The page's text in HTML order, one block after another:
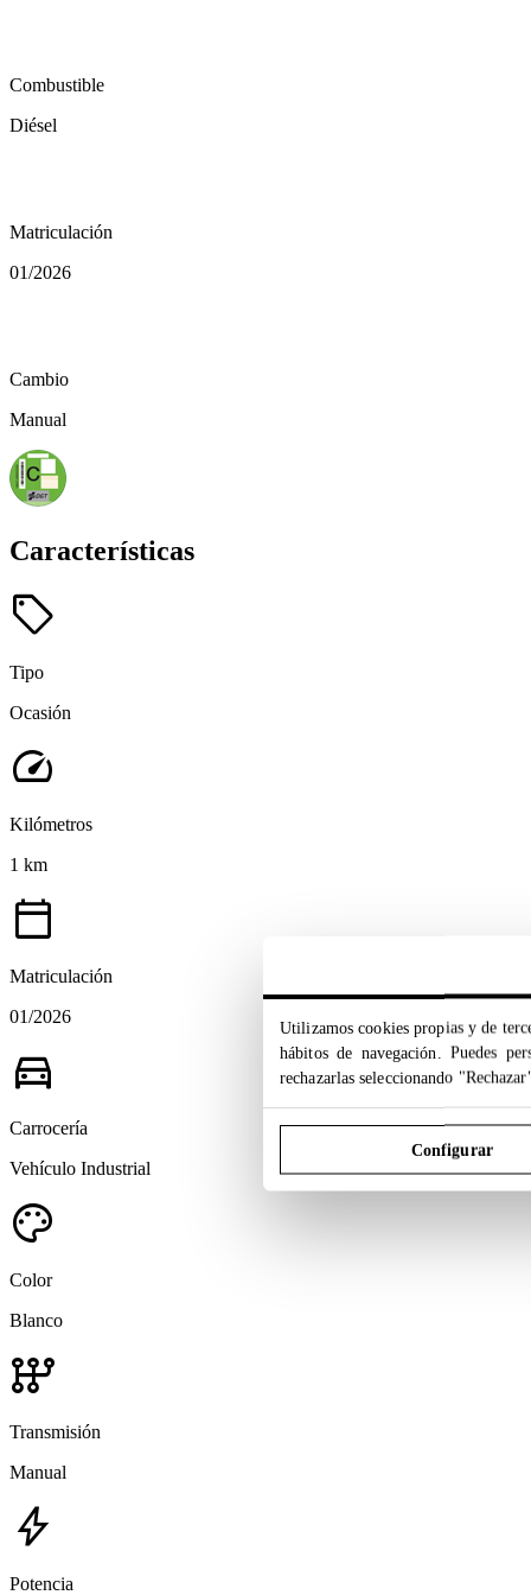
Combustible
Diésel
Matriculación
01/2026
Cambio
Manual
Características
sell
Tipo
Ocasión
speed
Kilómetros
1 km
calendar_today
Matriculación
01/2026
directions_car
Carrocería
Vehículo Industrial
palette
Color
Blanco
auto_transmission
Transmisión
Manual
bolt
Potencia
Utilizamos cookies propias y de
hábitos de navegación. Puedes
rechazarlas seleccionando
Configurar